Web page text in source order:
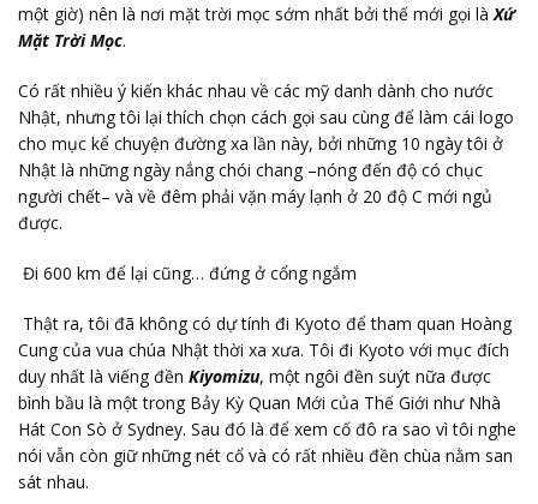
một giờ) nên là nơi mặt trời mọc sớm nhất bởi thế mới gọi là Xứ
Mặt Trời Mọc.
Có rất nhiều ý kiến khác nhau về các mỹ danh dành cho nước
Nhật, nhưng tôi lại thích chọn cách gọi sau cùng để làm cái logo
cho mục kể chuyện đường xa lần này, bởi những 10 ngày tôi ở
Nhật là những ngày nắng chói chang –nóng đến độ có chục
người chết– và về đêm phải vặn máy lạnh ở 20 độ C mới ngủ
được.
Đi 600 km để lại cũng… đứng ở cổng ngắm
Thật ra, tôi đã không có dự tính đi Kyoto để tham quan Hoàng
Cung của vua chúa Nhật thời xa xưa. Tôi đi Kyoto với mục đích
duy nhất là viếng đền Kiyomizu, một ngôi đền suýt nữa được
bình bầu là một trong Bảy Kỳ Quan Mới của Thế Giới như Nhà
Hát Con Sò ở Sydney. Sau đó là để xem cố đô ra sao vì tôi nghe
nói vẫn còn giữ những nét cổ và có rất nhiều đền chùa nằm san
sát nhau.